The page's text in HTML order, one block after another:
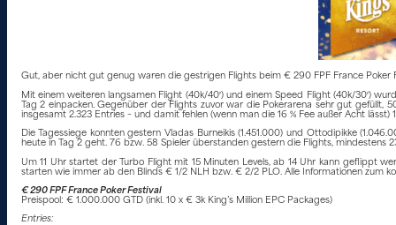
Gut, aber nicht gut genug waren die gestrigen Flights beim € 290 FPF France Poker
Mit einem weiteren langsamen Flight (40k/40′) und einem Speed Flight (40k/30′)
Tag 2 einpacken. Gegenüber der Flights zuvor war die Pokerarena sehr gut
insgesamt 2.323 Entries – und damit fehlen (wenn man die 16 % Fee außer Acht
Die Tagessiege konnten gestern Vladas Burneikis (1.451.000) und Ottodipikke
heute in Tag 2 geht. 76 bzw. 58 Spieler überstanden gestern die Flights, mindestens
Um 11 Uhr startet der Turbo Flight mit 15 Minuten Levels, ab 14 Uhr kann geflippt
starten wie immer ab den Blinds € 1/2 NLH bzw. € 2/2 PLO. Alle Informationen zum
€ 290 FPF France Poker Festival
Preispool: € 1.000.000 GTD (inkl. 10 x € 3k King’s Million EPC Packages)
Entries: